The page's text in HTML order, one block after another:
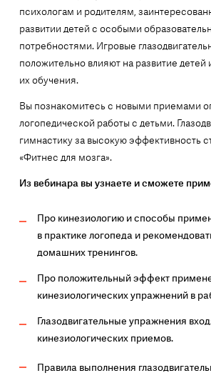
психологам и родителям,
развитии детей с особыми
потребностями. Игровые
положительно влияют на развитие
их обучения.
Вы познакомитесь с новыми приемами
логопедической работы с детьми.
гимнастику за высокую эффективность
«Фитнес для мозга».
Из вебинара вы узнаете и сможете
Про кинезиологию и способы
в практике логопеда и
домашних тренингов.
Про положительный эффект
кинезиологических упражнений в
Глазодвигательные упражнения
кинезиологических приемов.
Правила выполнения